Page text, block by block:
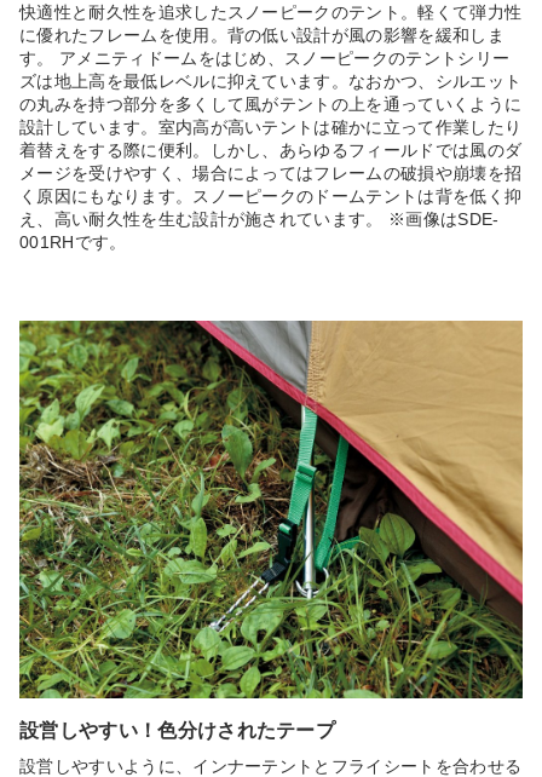
快適性と耐久性を追求したスノーピークのテント。軽くて弾力性
に優れたフレームを使用。背の低い設計が風の影響を緩和しま
す。 アメニティドームをはじめ、スノーピークのテントシリー
ズは地上高を最低レベルに抑えています。なおかつ、シルエット
の丸みを持つ部分を多くして風がテントの上を通っていくように
設計しています。室内高が高いテントは確かに立って作業したり
着替えをする際に便利。しかし、あらゆるフィールドでは風のダ
メージを受けやすく、場合によってはフレームの破損や崩壊を招
く原因にもなります。スノーピークのドームテントは背を低く抑
え、高い耐久性を生む設計が施されています。 ※画像はSDE-
001RHです。
設営しやすい！色分けされたテープ
設営しやすいように、インナーテントとフライシートを合わせる